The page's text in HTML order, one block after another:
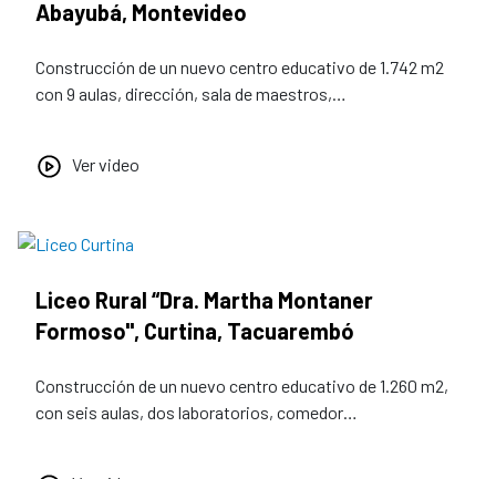
Abayubá, Montevideo
Construcción de un nuevo centro educativo de 1.742 m2
con 9 aulas, dirección, sala de maestros,…
Ver video
Liceo Rural “Dra. Martha Montaner
Formoso", Curtina, Tacuarembó
Construcción de un nuevo centro educativo de 1.260 m2,
con seis aulas, dos laboratorios, comedor…